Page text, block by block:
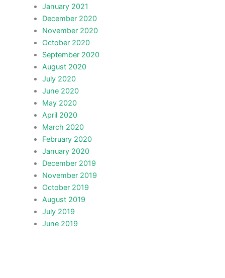
January 2021
December 2020
November 2020
October 2020
September 2020
August 2020
July 2020
June 2020
May 2020
April 2020
March 2020
February 2020
January 2020
December 2019
November 2019
October 2019
August 2019
July 2019
June 2019